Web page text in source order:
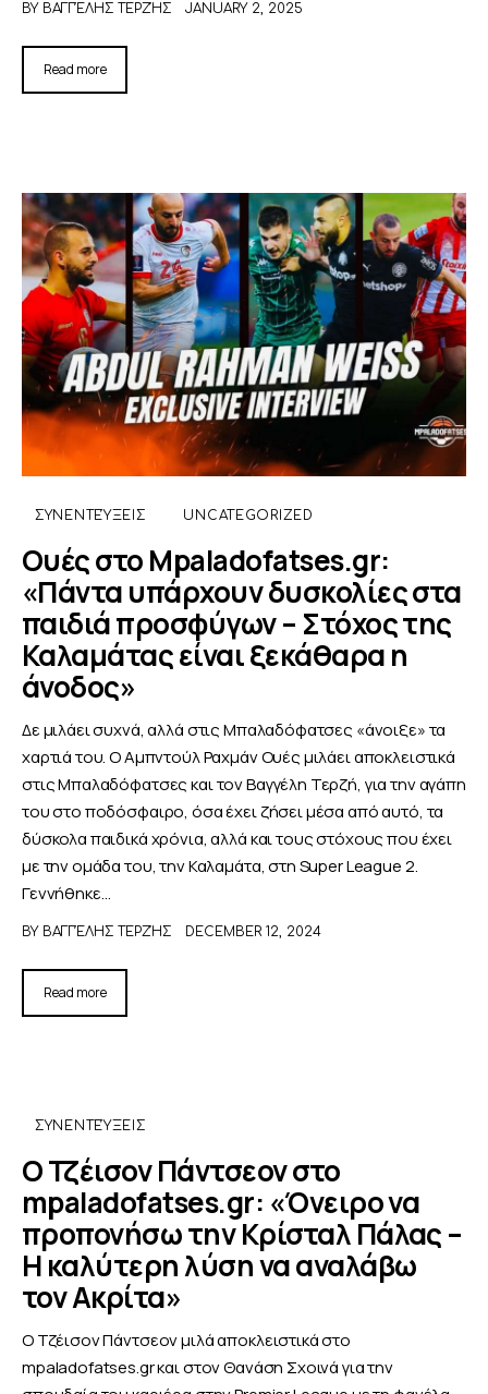
BY ΒΑΓΓΈΛΗΣ ΤΕΡΖΉΣ JANUARY 2, 2025
Read more
ΣΥΝΕΝΤΕΎΞΕΙΣ UNCATEGORIZED
Ουές στο Mpaladofatses.gr:
«Πάντα υπάρχουν δυσκολίες στα
παιδιά προσφύγων – Στόχος της
Καλαμάτας είναι ξεκάθαρα η
άνοδος»
Δε μιλάει συχνά, αλλά στις Μπαλαδόφατσες «άνοιξε» τα
χαρτιά του. Ο Αμπντούλ Ραχμάν Ουές μιλάει αποκλειστικά
στις Μπαλαδόφατσες και τον Βαγγέλη Τερζή, για την αγάπη
του στο ποδόσφαιρο, όσα έχει ζήσει μέσα από αυτό, τα
δύσκολα παιδικά χρόνια, αλλά και τους στόχους που έχει
με την ομάδα του, την Καλαμάτα, στη Super League 2.
Γεννήθηκε…
BY ΒΑΓΓΈΛΗΣ ΤΕΡΖΉΣ DECEMBER 12, 2024
Read more
ΣΥΝΕΝΤΕΎΞΕΙΣ
Ο Τζέισον Πάντσεον στο
mpaladofatses.gr: «Όνειρο να
προπονήσω την Κρίσταλ Πάλας –
Η καλύτερη λύση να αναλάβω
τον Ακρίτα»
Ο Τζέισον Πάντσεον μιλά αποκλειστικά στο
mpaladofatses.gr και στον Θανάση Σχοινά για την